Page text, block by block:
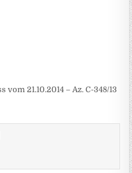
21.10.2014 – Az. C-348/13